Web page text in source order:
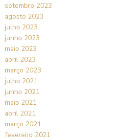
setembro 2023
agosto 2023
julho 2023
junho 2023
maio 2023
abril 2023
março 2023
julho 2021
junho 2021
maio 2021
abril 2021
março 2021
fevereiro 2021